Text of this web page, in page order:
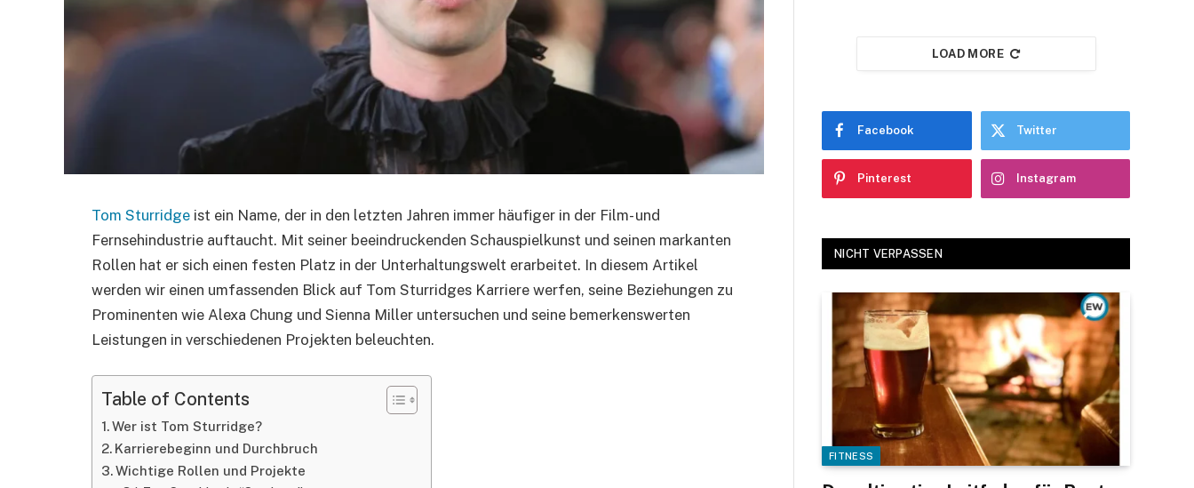
Tom Sturridge ist ein Name, der in den letzten Jahren immer häufiger in der Film- und
Fernsehindustrie auftaucht. Mit seiner beeindruckenden Schauspielkunst und seinen markanten
Rollen hat er sich einen festen Platz in der Unterhaltungswelt erarbeitet. In diesem Artikel
werden wir einen umfassenden Blick auf Tom Sturridges Karriere werfen, seine Beziehungen zu
Prominenten wie Alexa Chung und Sienna Miller untersuchen und seine bemerkenswerten
Leistungen in verschiedenen Projekten beleuchten.
Table of Contents
Wer ist Tom Sturridge?
Karrierebeginn und Durchbruch
Wichtige Rollen und Projekte
LOAD MORE
Facebook Twitter
Pinterest Instagram
NICHT VERPASSEN
FITNESS